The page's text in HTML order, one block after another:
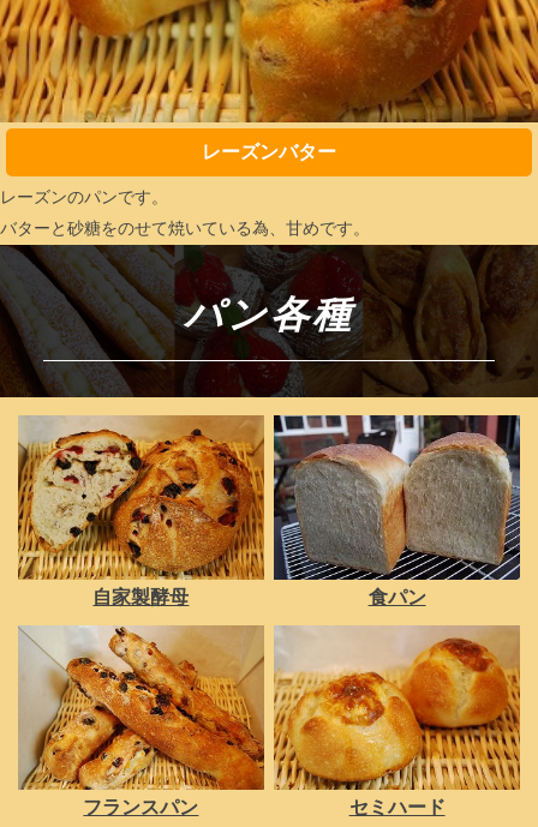
レーズンバター
レーズンのパンです。
バターと砂糖をのせて焼いている為、甘めです。
パン各種
自家製酵母 食パン
フランスパン セミハード